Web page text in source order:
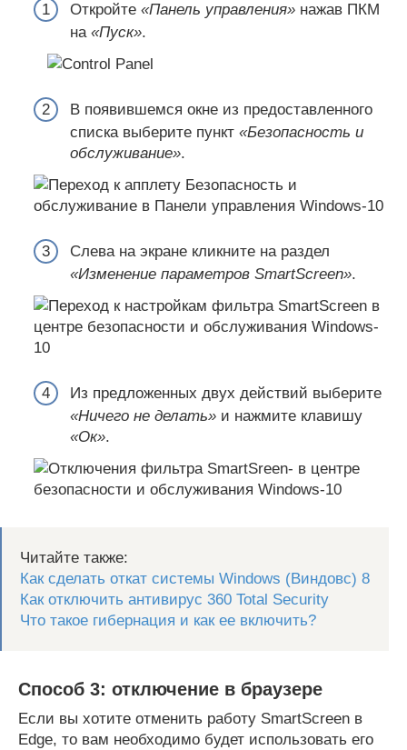
Откройте «Панель управления» нажав ПКМ
на «Пуск».
В появившемся окне из предоставленного
списка выберите пункт «Безопасность и
обслуживание».
Слева на экране кликните на раздел
«Изменение параметров SmartScreen».
Из предложенных двух действий выберите
«Ничего не делать» и нажмите клавишу
«Ок».
Читайте также:
Как сделать откат системы Windows (Виндовс) 8
Как отключить антивирус 360 Total Security
Что такое гибернация и как ее включить?
Способ 3: отключение в браузере
Если вы хотите отменить работу SmartScreen в
Edge, то вам необходимо будет использовать его